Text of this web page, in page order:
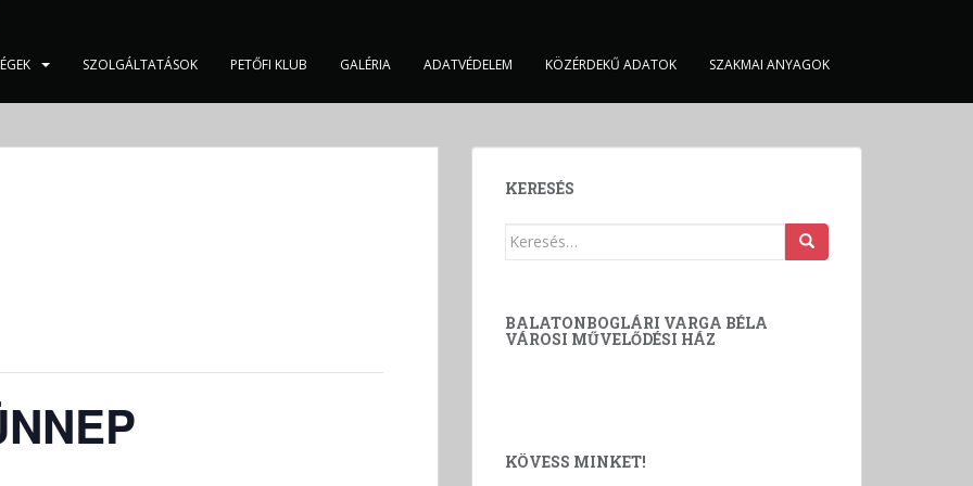
SZOLGÁLTATÁSOK PETŐFI KLUB GALÉRIA ADATVÉDELEM KÖZÉRDEKŰ ADATOK SZAKMAI ANYAGOK
KERESÉS
Keresés:
BALATONBOGLÁRI VARGA BÉLA
VÁROSI MŰVELŐDÉSI HÁZ
KÖVESS MINKET!